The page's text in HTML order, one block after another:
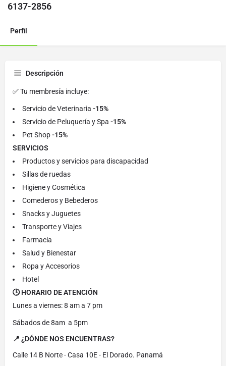
6137-2856
Perfil
Descripción
✅ Tu membresía incluye:
Servicio de Veterinaria -15%
Servicio de Peluquería y Spa -15%
Pet Shop-15%
SERVICIOS
Productos y servicios para discapacidad
Sillas de ruedas
Higiene y Cosmética
Comederos y Bebederos
Snacks y Juguetes
Transporte y Viajes
Farmacia
Salud y Bienestar
Ropa y Accesorios
Hotel
🕒 HORARIO DE ATENCIÓN
Lunes a viernes: 8 am a 7 pm
Sábados de 8am a 5pm
📍 ¿DÓNDE NOS ENCUENTRAS?
Calle 14 B Norte - Casa 10E - El Dorado. Panamá